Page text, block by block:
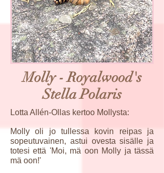
Molly - Royalwood's
Stella Polaris
Lotta Allén-Ollas kertoo Mollysta:
Molly oli jo tullessa kovin reipas ja
sopeutuvainen, astui ovesta sisälle ja
totesi että 'Moi, mä oon Molly ja tässä
mä oon!'